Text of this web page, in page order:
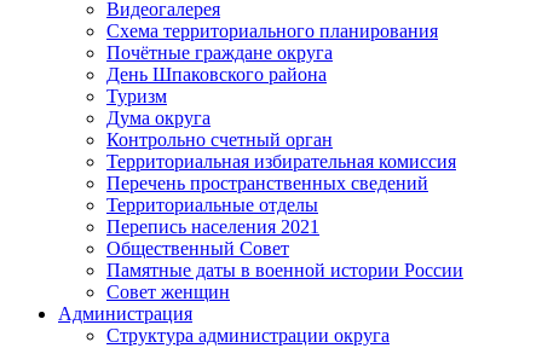
Видеогалерея
Схема территориального планирования
Почётные граждане округа
День Шпаковского района
Туризм
Дума округа
Контрольно счетный орган
Территориальная избирательная комиссия
Перечень пространственных сведений
Территориальные отделы
Перепись населения 2021
Общественный Совет
Памятные даты в военной истории России
Совет женщин
Администрация
Структура администрации округа